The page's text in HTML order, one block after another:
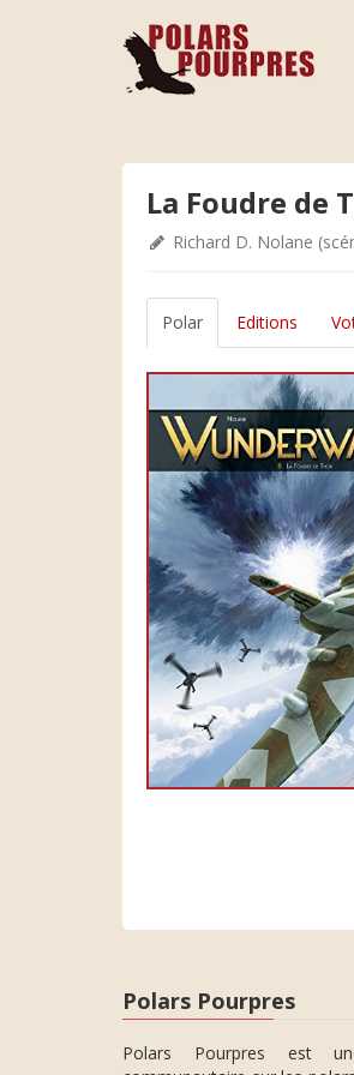
La Foudre de
Richard D. Nolane
Polar Editions
Polars Pourpres
Polars Pourpres est